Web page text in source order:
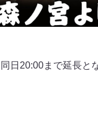
日20:00まで延長と